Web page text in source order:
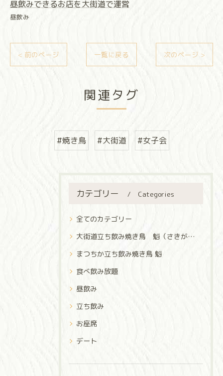
昼飲みできるお店を大街道で運営
昼飲み
< 前のページ 一覧に戻る 次のページ >
関連タグ
#焼き鳥 #大街道 #女子会
カテゴリー Categories
全てのカテゴリー
大街道立ち飲み焼き鳥 魁（さきがけ）
まつちか立ち飲み焼き鳥 魁
食べ飲み放題
昼飲み
立ち飲み
お座席
デート